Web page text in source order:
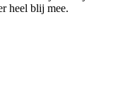
heel blij mee.